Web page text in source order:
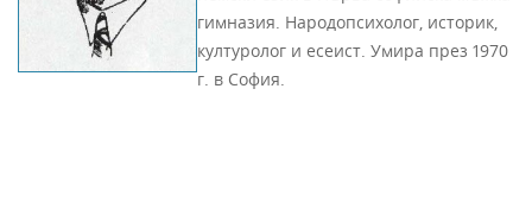
гимназия. Народопсихолог, историк,
културолог и есеист. Умира през 1970
г. в София.